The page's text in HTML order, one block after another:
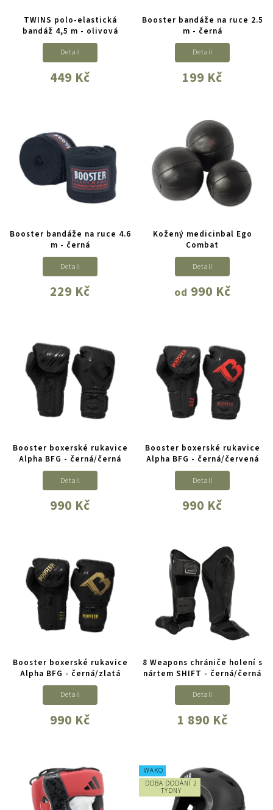
TWINS polo-elastická
bandáž 4,5 m - olivová
449 Kč
Detail
Booster bandáže na ruce 2.5
m - černá
199 Kč
Detail
Booster bandáže na ruce 4.6
m - černá
229 Kč
Detail
Kožený medicinbal Ego
Combat
od 990 Kč
Detail
Booster boxerské rukavice
Alpha BFG - černá/černá
990 Kč
Detail
Booster boxerské rukavice
Alpha BFG - černá/červená
990 Kč
Detail
Booster boxerské rukavice
Alpha BFG - černá/zlatá
990 Kč
Detail
8 Weapons chrániče holení s
nártem SHIFT - černá/černá
1 890 Kč
Detail
WAKO
DOBA DODÁNÍ 2
TÝDNY